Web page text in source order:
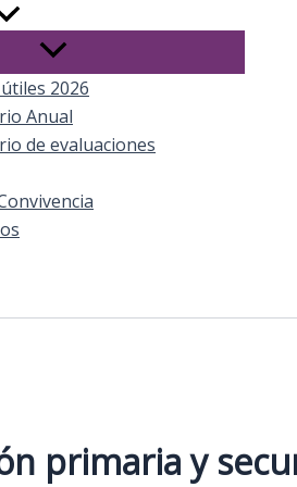
2026
Anual
de evaluaciones
primaria y